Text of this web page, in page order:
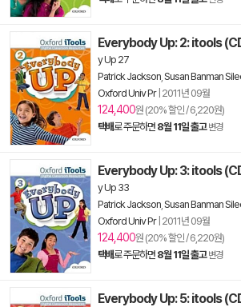
Everybody Up: 2: itools
y Up 27
Patrick Jackson Susan Banman
Oxford Univ Pr| 2011년 09월
124,400원 (20% 할인 / 6,220원)
택배로 주문하면 8월 11일 출고 변경
Everybody Up: 3: itools
y Up 33
Patrick Jackson Susan Banman
Oxford Univ Pr| 2011년 09월
124,400원 (20% 할인 / 6,220원)
택배로 주문하면 8월 11일 출고 변경
Everybody Up: 5: itools